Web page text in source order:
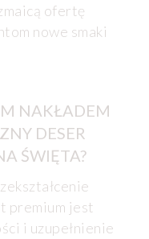
ofertę
nowe smaki
NAKŁADEM
DESER
ŚWIĘTA?
premium jest
i uzupełnienie